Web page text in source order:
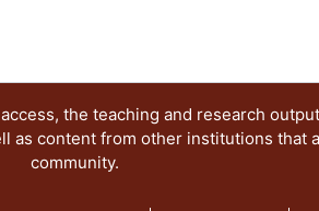
a tratar.
the teaching and research
as content from other institutions that
community.